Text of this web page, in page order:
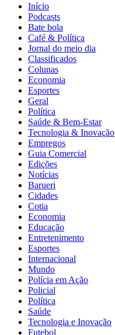
Início
Podcasts
Bate bola
Café & Política
Jornal do meio dia
Classificados
Colunas
Economia
Esportes
Geral
Política
Saúde & Bem-Estar
Tecnologia & Inovação
Empregos
Guia Comercial
Edições
Notícias
Barueri
Cidades
Cotia
Economia
Educação
Entretenimento
Esportes
Internacional
Mundo
Polícia em Ação
Policial
Política
Saúde
Tecnologia e Inovação
Futebol